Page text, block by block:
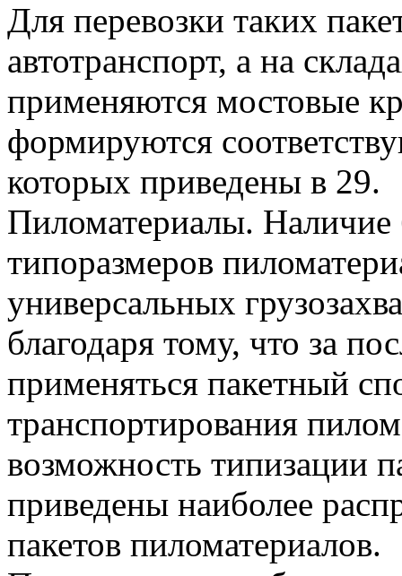
Для перевозки таких
автотранспорт, а на
применяются мостовые
формируются
которых приведены в 29.
Пиломатериалы. Наличие
типоразмеров
универсальных
благодаря тому, что за
применяться пакетный
транспортирования
возможность типизации
приведены наиболее
пакетов пиломатериалов.